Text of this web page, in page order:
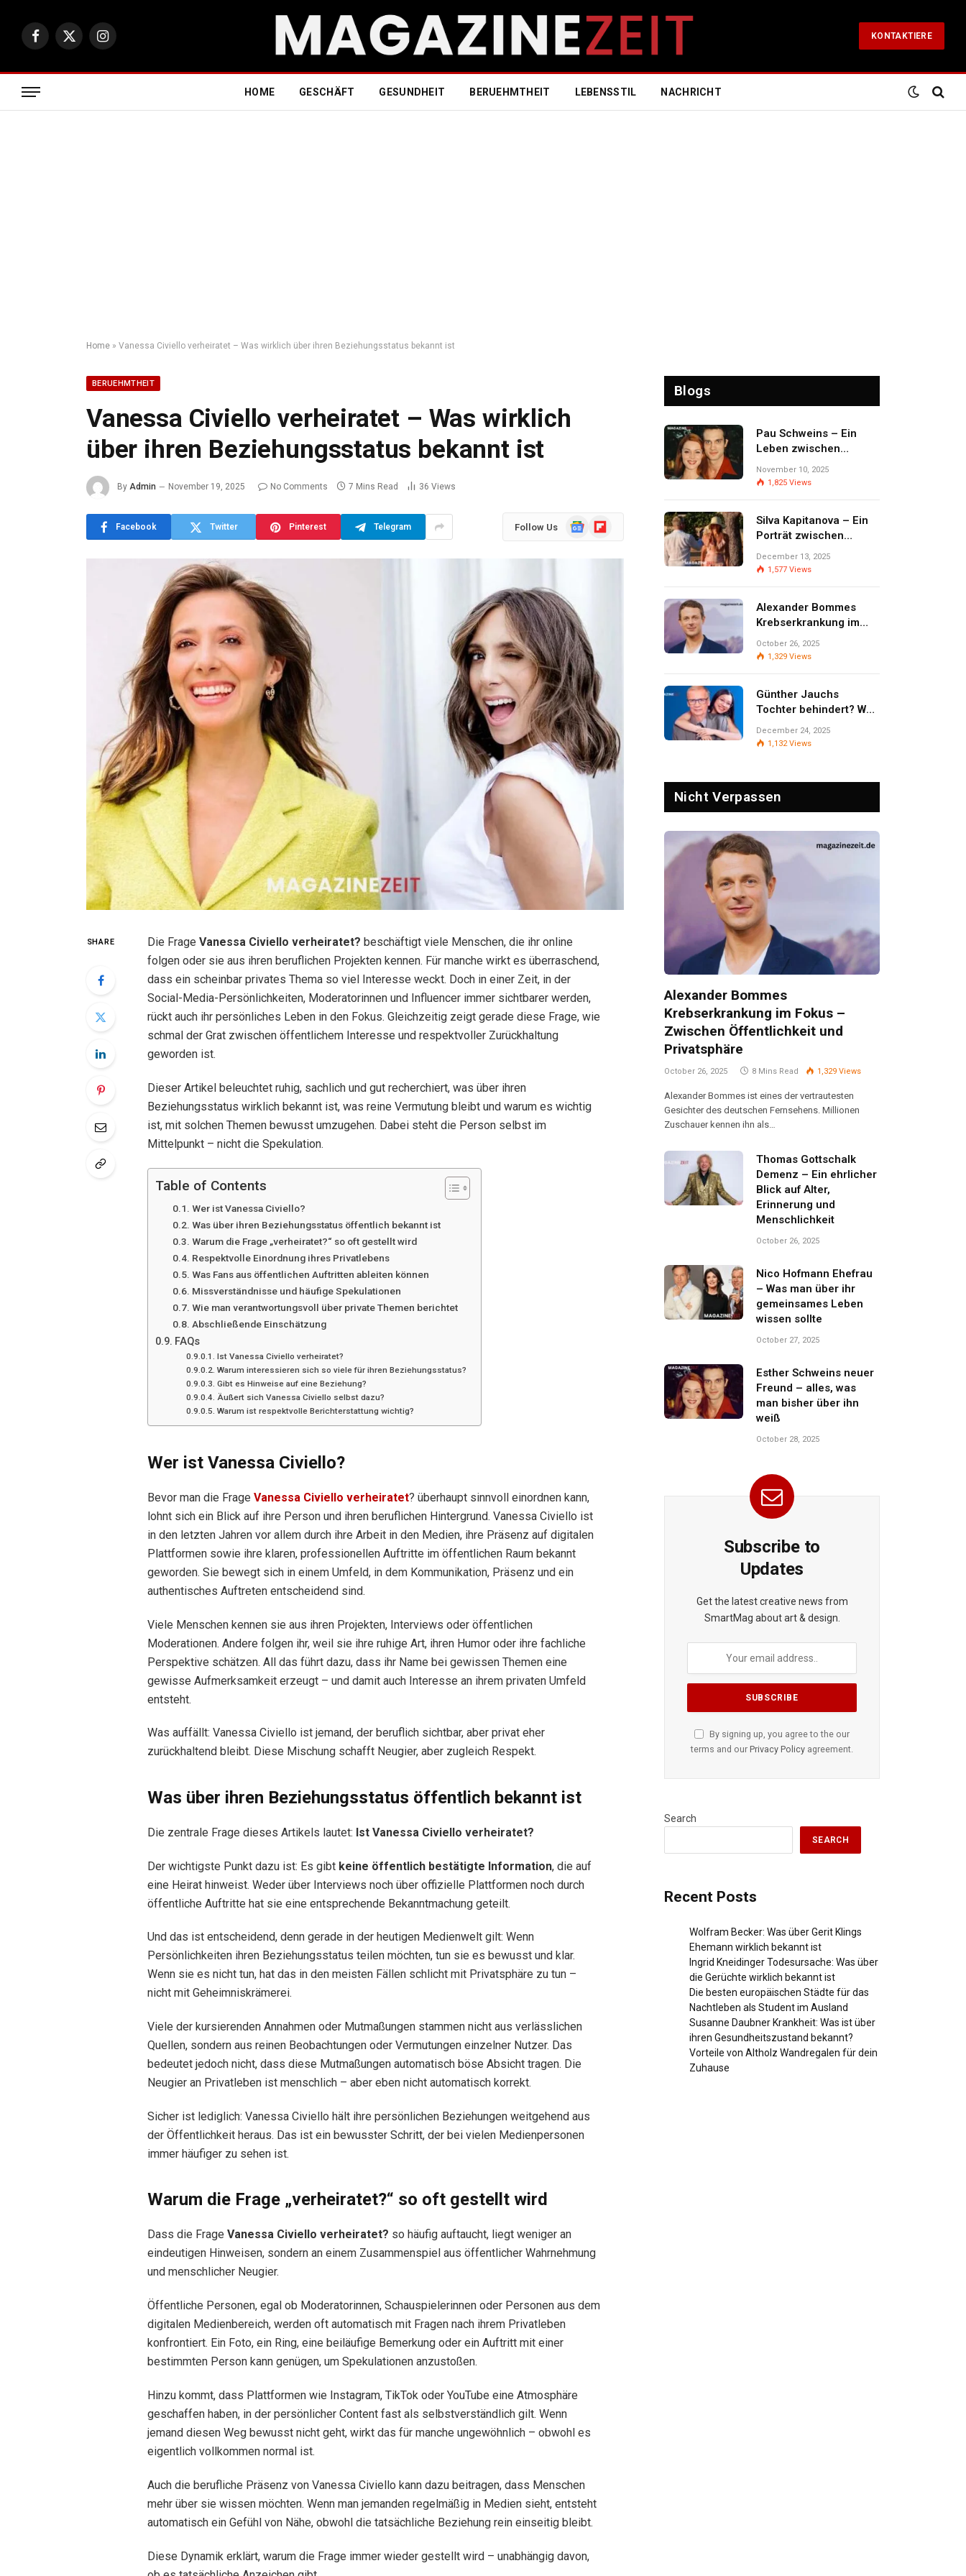
Facebook
X
Instagram
KONTAKTIERE
HOME GESCHÄFT GESUNDHEIT BERUEHMTHEIT LEBENSSTIL NACHRICHT
Home » Vanessa Civiello verheiratet – Was wirklich über ihren Beziehungsstatus bekannt ist
BERUEHMTHEIT
Vanessa Civiello verheiratet – Was wirklich
über ihren Beziehungsstatus bekannt ist
By Admin November 19, 2025 No Comments 7 Mins Read 36 Views
Facebook Twitter Pinterest Telegram Follow Us
GoogleFlipboard
SHARE Die Frage Vanessa Civiello verheiratet? beschäftigt viele Menschen, die ihr online
folgen oder sie aus ihren beruflichen Projekten kennen. Für manche wirkt es überraschend,
dass ein scheinbar privates Thema so viel Interesse weckt. Doch in einer Zeit, in der
Social-Media-Persönlichkeiten, Moderatorinnen und Influencer immer sichtbarer werden,
rückt auch ihr persönliches Leben in den Fokus. Gleichzeitig zeigt gerade diese Frage, wie
schmal der Grat zwischen öffentlichem Interesse und respektvoller Zurückhaltung
geworden ist.
Dieser Artikel beleuchtet ruhig, sachlich und gut recherchiert, was über ihren
Beziehungsstatus wirklich bekannt ist, was reine Vermutung bleibt und warum es wichtig
ist, mit solchen Themen bewusst umzugehen. Dabei steht die Person selbst im
Mittelpunkt – nicht die Spekulation.
Table of Contents
Wer ist Vanessa Civiello?
Was über ihren Beziehungsstatus öffentlich bekannt ist
Warum die Frage „verheiratet?“ so oft gestellt wird
Respektvolle Einordnung ihres Privatlebens
Was Fans aus öffentlichen Auftritten ableiten können
Missverständnisse und häufige Spekulationen
Wie man verantwortungsvoll über private Themen berichtet
Abschließende Einschätzung
FAQs
Ist Vanessa Civiello verheiratet?
Warum interessieren sich so viele für ihren Beziehungsstatus?
Gibt es Hinweise auf eine Beziehung?
Äußert sich Vanessa Civiello selbst dazu?
Warum ist respektvolle Berichterstattung wichtig?
Wer ist Vanessa Civiello?
Bevor man die Frage Vanessa Civiello verheiratet? überhaupt sinnvoll einordnen kann,
lohnt sich ein Blick auf ihre Person und ihren beruflichen Hintergrund. Vanessa Civiello ist
in den letzten Jahren vor allem durch ihre Arbeit in den Medien, ihre Präsenz auf digitalen
Plattformen sowie ihre klaren, professionellen Auftritte im öffentlichen Raum bekannt
geworden. Sie bewegt sich in einem Umfeld, in dem Kommunikation, Präsenz und ein
authentisches Auftreten entscheidend sind.
Viele Menschen kennen sie aus ihren Projekten, Interviews oder öffentlichen
Moderationen. Andere folgen ihr, weil sie ihre ruhige Art, ihren Humor oder ihre fachliche
Perspektive schätzen. All das führt dazu, dass ihr Name bei gewissen Themen eine
gewisse Aufmerksamkeit erzeugt – und damit auch Interesse an ihrem privaten Umfeld
entsteht.
Was auffällt: Vanessa Civiello ist jemand, der beruflich sichtbar, aber privat eher
zurückhaltend bleibt. Diese Mischung schafft Neugier, aber zugleich Respekt.
Was über ihren Beziehungsstatus öffentlich bekannt ist
Die zentrale Frage dieses Artikels lautet: Ist Vanessa Civiello verheiratet?
Der wichtigste Punkt dazu ist: Es gibt keine öffentlich bestätigte Information, die auf
eine Heirat hinweist. Weder über Interviews noch über offizielle Plattformen noch durch
öffentliche Auftritte hat sie eine entsprechende Bekanntmachung geteilt.
Und das ist entscheidend, denn gerade in der heutigen Medienwelt gilt: Wenn
Persönlichkeiten ihren Beziehungsstatus teilen möchten, tun sie es bewusst und klar.
Wenn sie es nicht tun, hat das in den meisten Fällen schlicht mit Privatsphäre zu tun –
nicht mit Geheimniskrämerei.
Viele der kursierenden Annahmen oder Mutmaßungen stammen nicht aus verlässlichen
Quellen, sondern aus reinen Beobachtungen oder Vermutungen einzelner Nutzer. Das
bedeutet jedoch nicht, dass diese Mutmaßungen automatisch böse Absicht tragen. Die
Neugier an Privatleben ist menschlich – aber eben nicht automatisch korrekt.
Sicher ist lediglich: Vanessa Civiello hält ihre persönlichen Beziehungen weitgehend aus
der Öffentlichkeit heraus. Das ist ein bewusster Schritt, der bei vielen Medienpersonen
immer häufiger zu sehen ist.
Warum die Frage „verheiratet?“ so oft gestellt wird
Dass die Frage Vanessa Civiello verheiratet? so häufig auftaucht, liegt weniger an
eindeutigen Hinweisen, sondern an einem Zusammenspiel aus öffentlicher Wahrnehmung
und menschlicher Neugier.
Öffentliche Personen, egal ob Moderatorinnen, Schauspielerinnen oder Personen aus dem
digitalen Medienbereich, werden oft automatisch mit Fragen nach ihrem Privatleben
konfrontiert. Ein Foto, ein Ring, eine beiläufige Bemerkung oder ein Auftritt mit einer
bestimmten Person kann genügen, um Spekulationen anzustoßen.
Hinzu kommt, dass Plattformen wie Instagram, TikTok oder YouTube eine Atmosphäre
geschaffen haben, in der persönlicher Content fast als selbstverständlich gilt. Wenn
jemand diesen Weg bewusst nicht geht, wirkt das für manche ungewöhnlich – obwohl es
eigentlich vollkommen normal ist.
Auch die berufliche Präsenz von Vanessa Civiello kann dazu beitragen, dass Menschen
mehr über sie wissen möchten. Wenn man jemanden regelmäßig in Medien sieht, entsteht
automatisch ein Gefühl von Nähe, obwohl die tatsächliche Beziehung rein einseitig bleibt.
Diese Dynamik erklärt, warum die Frage immer wieder gestellt wird – unabhängig davon,
Blogs
Pau Schweins – Ein
Leben zwischen
Prominenz,
Privatsphäre und
November 10, 2025
1,825 Views
Silva Kapitanova – Ein
Porträt zwischen
Öffentlichkeit,
Persönlichkeit und
December 13, 2025
1,577 Views
Alexander Bommes
Krebserkrankung im
Fokus – Zwischen
Öffentlichkeit und
October 26, 2025
1,329 Views
Günther Jauchs
Tochter behindert? Was
wirklich bekannt ist –
und warum
December 24, 2025
1,132Views
Nicht Verpassen
Alexander Bommes
Krebserkrankung im Fokus –
Zwischen Öffentlichkeit und
Privatsphäre
October 26, 2025 8 Mins Read 1,329 Views
Alexander Bommes ist eines der vertrautesten
Gesichter des deutschen Fernsehens. Millionen
Zuschauer kennen ihn als…
Thomas Gottschalk
Demenz – Ein ehrlicher
Blick auf Alter,
Erinnerung und
Menschlichkeit
October 26, 2025
Nico Hofmann Ehefrau
– Was man über ihr
gemeinsames Leben
wissen sollte
October 27, 2025
Esther Schweins neuer
Freund – alles, was
man bisher über ihn
weiß
October 28, 2025
Subscribe to
Updates
Get the latest creative news from
SmartMag about art & design.
By signing up, you agree to the our
terms and our Privacy Policy agreement.
Search
SEARCH
Recent Posts
Wolfram Becker: Was über Gerit Klings
Ehemann wirklich bekannt ist
Ingrid Kneidinger Todesursache: Was über
die Gerüchte wirklich bekannt ist
Die besten europäischen Städte für das
Nachtleben als Student im Ausland
Susanne Daubner Krankheit: Was ist über
ihren Gesundheitszustand bekannt?
Vorteile von Altholz Wandregalen für dein
Zuhause